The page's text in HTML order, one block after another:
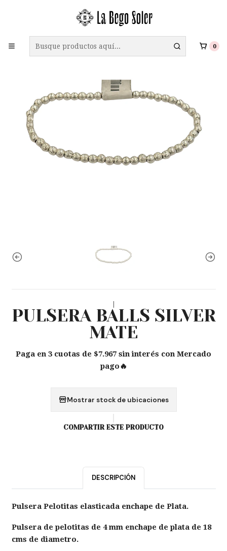
0
ENVÍO GRATIS A TODO CHILE EN COMPRAS SOBRE $69.990
|
PULSERA BALLS SILVER
MATE
Paga en 3 cuotas de $7.967 sin interés con Mercado
pago🔥
Mostrar stock de ubicaciones
COMPARTIR ESTE PRODUCTO
DESCRIPCIÓN
Pulsera Pelotitas elasticada enchape de Plata.
Pulsera de pelotitas de 4 mm enchape de plata de 18
cms de diametro.